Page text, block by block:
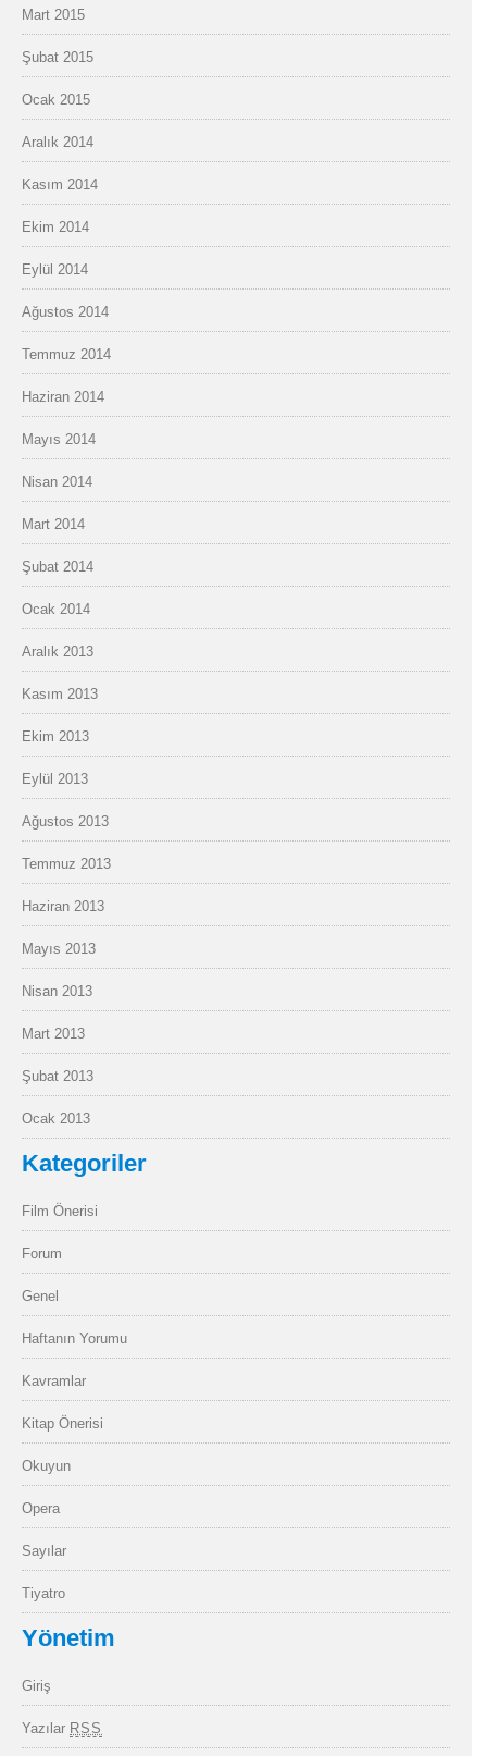
Mart 2015
Şubat 2015
Ocak 2015
Aralık 2014
Kasım 2014
Ekim 2014
Eylül 2014
Ağustos 2014
Temmuz 2014
Haziran 2014
Mayıs 2014
Nisan 2014
Mart 2014
Şubat 2014
Ocak 2014
Aralık 2013
Kasım 2013
Ekim 2013
Eylül 2013
Ağustos 2013
Temmuz 2013
Haziran 2013
Mayıs 2013
Nisan 2013
Mart 2013
Şubat 2013
Ocak 2013
Kategoriler
Film Önerisi
Forum
Genel
Haftanın Yorumu
Kavramlar
Kitap Önerisi
Okuyun
Opera
Sayılar
Tiyatro
Yönetim
Giriş
Yazılar RSS